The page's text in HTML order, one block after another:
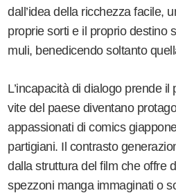
dall’idea della ricchezza facile,
proprie sorti e il proprio destino
muli, benedicendo soltanto
L’incapacità di dialogo prende il
vite del paese diventano
appassionati di comics
partigiani. Il contrasto
dalla struttura del film che offre
spezzoni manga immaginati o